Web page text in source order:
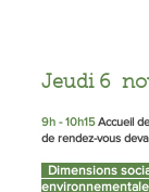
Jeudi 6
9h - 10h15 Accueil
de rendez-vous
Dimensions